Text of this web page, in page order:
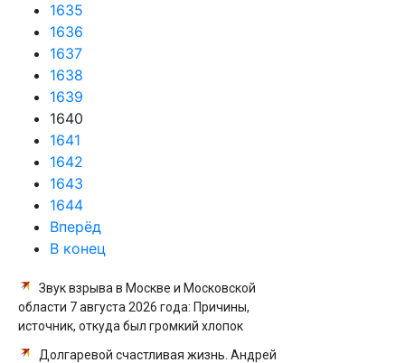
1635
1636
1637
1638
1639
1640
1641
1642
1643
1644
Вперёд
В конец
Звук взрыва в Москве и Московской
области 7 августа 2026 года: Причины,
источник, откуда был громкий хлопок
Долгаревой счастливая жизнь. Андрей